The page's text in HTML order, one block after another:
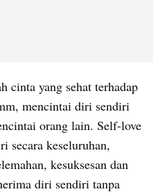
cinta yang sehat terhadap
mencintai diri sendiri
orang lain. Self-love
secara keseluruhan,
kesuksesan dan
diri sendiri tanpa